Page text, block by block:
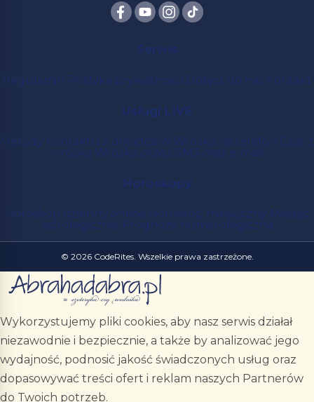
Serwis
Regulamin Polityka prywatności Dołącz do nas Kontakt
Usługi LIVE
Metody kontaktu z doradcami Wróżka na telefon Czat z
wróżką Wróżka przez SMS oraz e-mail
Horoskopy
Horoskop dzienny online Horoskop miesięczny Miesiąc
astrologicznie Prognoza numerologiczna
© 2026 CodeRites. Wszelkie prawa zastrzeżone.
Wykorzystujemy pliki cookies, aby nasz serwis działał
niezawodnie i bezpiecznie, a także by analizować jego
wydajność, podnosić jakość świadczonych usług oraz
dopasowywać treści ofert i reklam naszych Partnerów
do Twoich potrzeb.